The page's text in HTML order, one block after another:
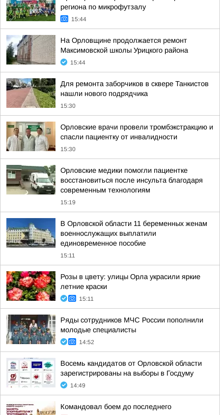
региона по микрофутзалу
15:44
На Орловщине продолжается ремонт
Максимовской школы Урицкого района
15:44
Для ремонта заборчиков в сквере Танкистов
нашли нового подрядчика
15:30
Орловские врачи провели тромбэкстракцию и
спасли пациентку от инвалидности
15:30
Орловские медики помогли пациентке
восстановиться после инсульта благодаря
современным технологиям
15:19
В Орловской области 11 беременных женам
военнослужащих выплатили
единовременное пособие
15:11
Розы в цвету: улицы Орла украсили яркие
летние краски
15:11
Ряды сотрудников МЧС России пополнили
молодые специалисты
14:52
Восемь кандидатов от Орловской области
зарегистрированы на выборы в Госдуму
14:49
Командовал боем до последнего